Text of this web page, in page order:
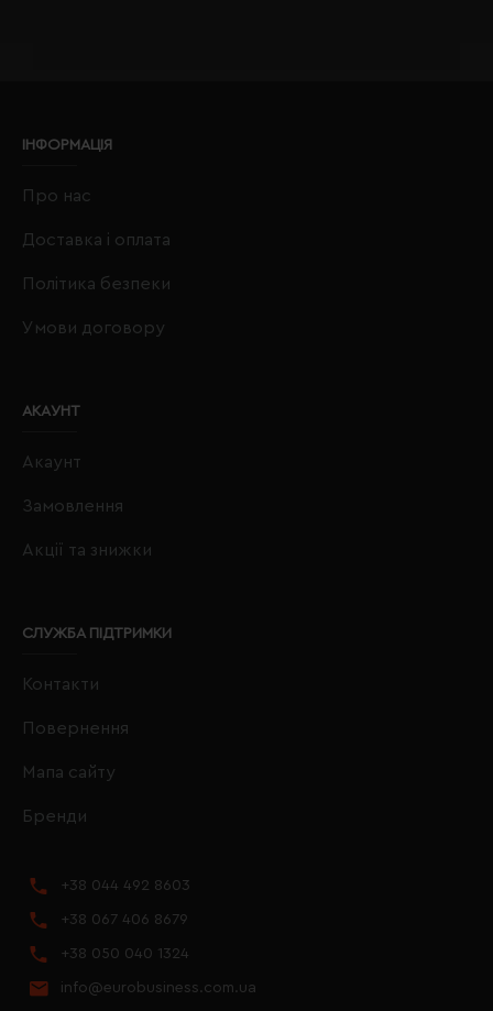
ІНФОРМАЦІЯ
Про нас
Доставка і оплата
Політика безпеки
Умови договору
АКАУНТ
Акаунт
Замовлення
Акції та знижки
СЛУЖБА ПІДТРИМКИ
Контакти
Повернення
Мапа сайту
Бренди
+38 044 492 8603
+38 067 406 8679
+38 050 040 1324
info@eurobusiness.com.ua